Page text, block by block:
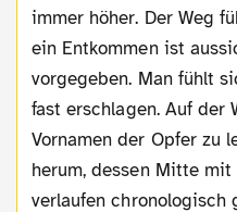
immer höher. Der Weg
ein Entkommen ist
vorgegeben. Man fühlt
fast erschlagen. Auf der
Vornamen der Opfer zu
herum, dessen Mitte
verlaufen chronologisch